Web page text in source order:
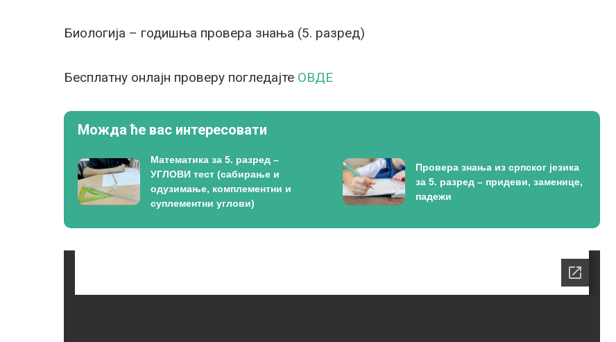
Биологија – годишња провера знања (5. разред)
Бесплатну онлајн проверу погледајте ОВДЕ
Можда ће вас интересовати
Математика за 5. разред –
УГЛОВИ тест (сабирање и
одузимање, комплементни и
суплементни углови)
Провера знања из српског језика
за 5. разред – придеви, заменице,
падежи